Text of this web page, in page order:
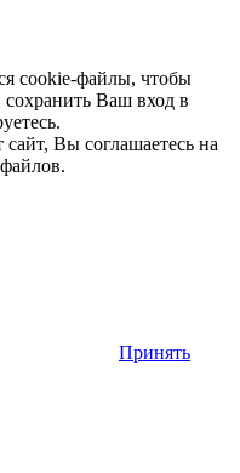
cookie-файлы, чтобы
сохранить Ваш вход в
Вы соглашаетесь на
Принять